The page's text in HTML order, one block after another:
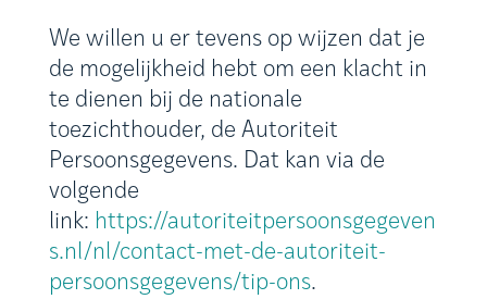
We willen u er tevens op wijzen dat je
de mogelijkheid hebt om een klacht in
te dienen bij de nationale
toezichthouder, de Autoriteit
Persoonsgegevens. Dat kan via de
volgende
link: https://autoriteitpersoonsgegeven
s.nl/nl/contact-met-de-autoriteit-
persoonsgegevens/tip-ons.